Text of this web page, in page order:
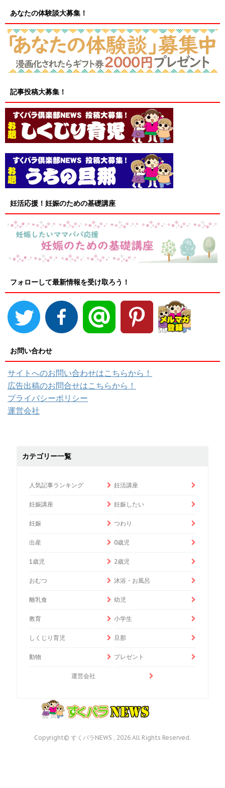
あなたの体験談大募集！
記事投稿大募集！
妊活応援！妊娠のための基礎講座
フォローして最新情報を受け取ろう！
お問い合わせ
サイトへのお問い合わせはこちらから！
広告出稿のお問合せはこちらから！
プライバシーポリシー
運営会社
カテゴリー一覧
人気記事ランキング 妊活講座
妊娠講座 妊娠したい
妊娠 つわり
出産 0歳児
1歳児 2歳児
おむつ 沐浴・お風呂
離乳食 幼児
教育 小学生
しくじり育児 旦那
動物 プレゼント
運営会社
Copyright© すくパラNEWS , 2026 All Rights Reserved.